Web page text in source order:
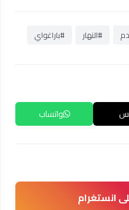
#النهار #باراغواي
واتساب
انستغرام